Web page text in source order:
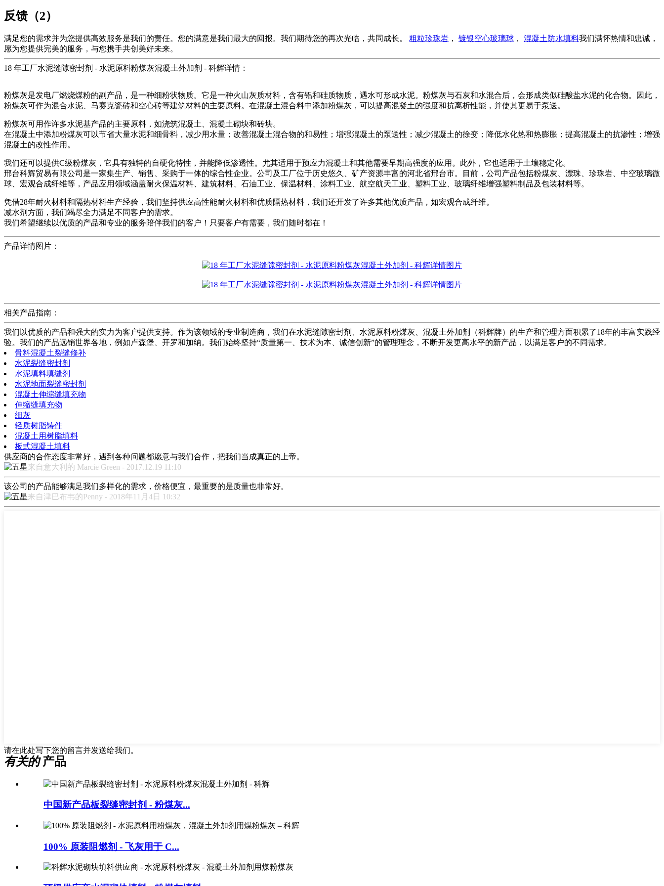
反馈（2）
满足您的需求并为您提供高效服务是我们的责任。您的满意是我们最大的回报。我们期待您的再次光临，共同成长。 粗粒珍珠岩 ， 镀银空心玻璃球 ， 混凝土防水填料我们满怀热情和忠诚，
愿为您提供完美的服务，与您携手共创美好未来。
18 年工厂水泥缝隙密封剂 - 水泥原料粉煤灰混凝土外加剂 - 科辉详情：
粉煤灰是发电厂燃烧煤粉的副产品，是一种细粉状物质。它是一种火山灰质材料，含有铝和硅质物质，遇水可形成水泥。粉煤灰与石灰和水混合后，会形成类似硅酸盐水泥的化合物。因此，
粉煤灰可作为混合水泥、马赛克瓷砖和空心砖等建筑材料的主要原料。在混凝土混合料中添加粉煤灰，可以提高混凝土的强度和抗离析性能，并使其更易于泵送。
粉煤灰可用作许多水泥基产品的主要原料，如浇筑混凝土、混凝土砌块和砖块。
在混凝土中添加粉煤灰可以节省大量水泥和细骨料，减少用水量；改善混凝土混合物的和易性；增强混凝土的泵送性；减少混凝土的徐变；降低水化热和热膨胀；提高混凝土的抗渗性；增强
混凝土的改性作用。
我们还可以提供C级粉煤灰，它具有独特的自硬化特性，并能降低渗透性。尤其适用于预应力混凝土和其他需要早期高强度的应用。此外，它也适用于土壤稳定化。
邢台科辉贸易有限公司是一家集生产、销售、采购于一体的综合性企业。公司及工厂位于历史悠久、矿产资源丰富的河北省邢台市。目前，公司产品包括粉煤灰、漂珠、珍珠岩、中空玻璃微
球、宏观合成纤维等，产品应用领域涵盖耐火保温材料、建筑材料、石油工业、保温材料、涂料工业、航空航天工业、塑料工业、玻璃纤维增​​强塑料制品及包装材料等。
凭借28年耐火材料和隔热材料生产经验，我们坚持供应高性能耐火材料和优质隔热材料，我们还开发了许多其他优质产品，如宏观合成纤维。
减水剂方面，我们竭尽全力满足不同客户的需求。
我们希望继续以优质的产品和专业的服务陪伴我们的客户！只要客户有需要，我们随时都在！
产品详情图片：
相关产品指南：
我们以优质的产品和强大的实力为客户提供支持。作为该领域的专业制造商，我们在水泥缝隙密封剂、水泥原料粉煤灰、混凝土外加剂（科辉牌）的生产和管理方面积累了18年的丰富实践经
验。我们的产品远销世界各地，例如卢森堡、开罗和加纳。我们始终坚持“质量第一、技术为本、诚信创新”的管理理念，不断开发更高水平的新产品，以满足客户的不同需求。
骨料混凝土裂缝修补
水泥裂缝密封剂
水泥填料填缝剂
水泥地面裂缝密封剂
混凝土伸缩缝填充物
伸缩缝填充物
细灰
轻质树脂铸件
混凝土用树脂填料
板式混凝土填料
供应商的合作态度非常好，遇到各种问题都愿意与我们合作，把我们当成真正的上帝。
来自意大利的 Marcie Green - 2017.12.19 11:10
该公司的产品能够满足我们多样化的需求，价格便宜，最重要的是质量也非常好。
来自津巴布韦的Penny - 2018年11月4日 10:32
请在此处写下您的留言并发送给我们。
有关的产品
中国新产品板裂缝密封剂 - 粉煤灰...
100% 原装阻燃剂 - 飞灰用于 C...